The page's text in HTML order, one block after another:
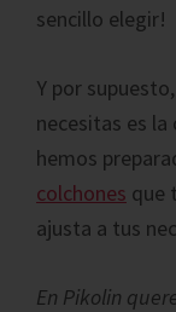
sencillo elegir!
Y por
necesitas es
hemos
colchones que
ajusta a tus
En Pikolin